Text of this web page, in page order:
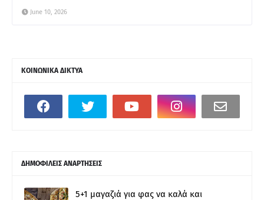
June 10, 2026
ΚΟΙΝΩΝΙΚΑ ΔΙΚΤΥΑ
ΔΗΜΟΦΙΛΕΙΣ ΑΝΑΡΤΗΣΕΙΣ
5+1 μαγαζιά για φας να καλά και